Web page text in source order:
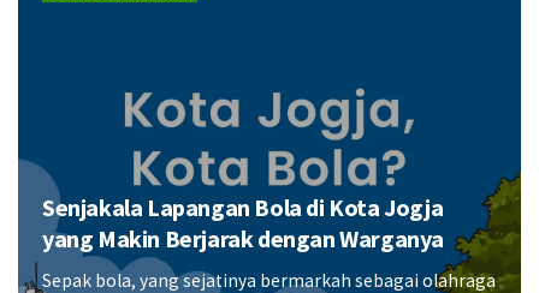
Senjakala Lapangan Bola di Kota Jogja
yang Makin Berjarak dengan Warganya
Sepak bola, yang sejatinya bermarkah sebagai olahraga